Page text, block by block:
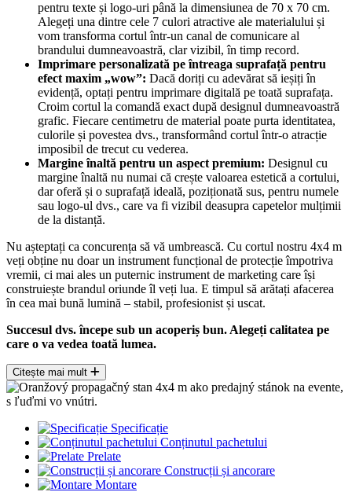
pentru texte și logo-uri până la dimensiunea de 70 x 70 cm.
Alegeți una dintre cele 7 culori atractive ale materialului și
vom transforma cortul într-un canal de comunicare al
brandului dumneavoastră, clar vizibil, în timp record.
Imprimare personalizată pe întreaga suprafață pentru
efect maxim „wow”: Dacă doriți cu adevărat să ieșiți în
evidență, optați pentru imprimare digitală pe toată suprafața.
Croim cortul la comandă exact după designul dumneavoastră
grafic. Fiecare centimetru de material poate purta identitatea,
culorile și povestea dvs., transformând cortul într-o atracție
imposibil de trecut cu vederea.
Margine înaltă pentru un aspect premium: Designul cu
margine înaltă nu numai că crește valoarea estetică a cortului,
dar oferă și o suprafață ideală, poziționată sus, pentru numele
sau logo-ul dvs., care va fi vizibil deasupra capetelor mulțimii
de la distanță.
Nu așteptați ca concurența să vă umbrească. Cu cortul nostru 4x4 m
veți obține nu doar un instrument funcțional de protecție împotriva
vremii, ci mai ales un puternic instrument de marketing care își
construiește brandul oriunde îl veți lua. E timpul să arătați afacerea
în cea mai bună lumină – stabil, profesionist și uscat.
Succesul dvs. începe sub un acoperiș bun. Alegeți calitatea pe
care o va vedea toată lumea.
Citește mai mult
Specificație
Conținutul pachetului
Prelate
Construcții și ancorare
Montare